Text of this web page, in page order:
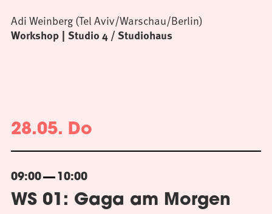
Workshop Studio 4 / Studiohaus
Adi Weinberg (Tel Aviv/Warschau/Berlin)
28.05. Do
09:00 10:00
WS 01: Gaga am Morgen